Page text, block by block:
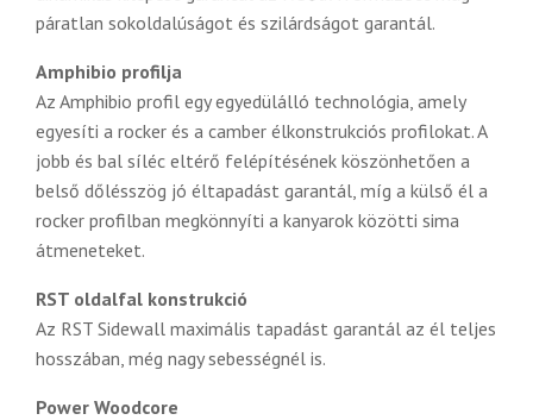
páratlan sokoldalúságot és szilárdságot garantál.
Amphibio profilja
Az Amphibio profil egy egyedülálló technológia, amely
egyesíti a rocker és a camber élkonstrukciós profilokat. A
jobb és bal síléc eltérő felépítésének köszönhetően a
belső dőlésszög jó éltapadást garantál, míg a külső él a
rocker profilban megkönnyíti a kanyarok közötti sima
átmeneteket.
RST oldalfal konstrukció
Az RST Sidewall maximális tapadást garantál az él teljes
hosszában, még nagy sebességnél is.
Power Woodcore